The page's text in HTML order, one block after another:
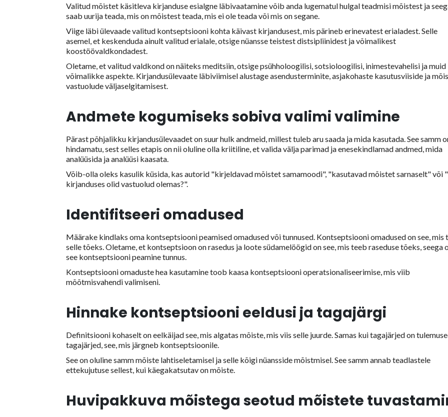
Valitud mõistet käsitleva kirjanduse esialgne läbivaatamine võib anda lugematul hulgal teadmisi mõistest ja
saab uurija teada, mis on mõistest teada, mis ei ole teada või mis on segane.
Viige läbi ülevaade valitud kontseptsiooni kohta käivast kirjandusest, mis pärineb erinevatest erialadest. Selle
asemel, et keskenduda ainult valitud erialale, otsige nüansse teistest distsipliinidest ja võimalikest
koostöövaldkondadest.
Oletame, et valitud valdkond on näiteks meditsiin, otsige psühholoogilisi, sotsioloogilisi, inimestevahelisi ja muid
võimalikke aspekte. Kirjandusülevaate läbiviimisel alustage asendusterminite, asjakohaste kasutusviiside ja
vastuolude väljaselgitamisest.
Andmete kogumiseks sobiva valimi valimine
Pärast põhjalikku kirjandusülevaadet on suur hulk andmeid, millest tuleb aru saada ja mida kasutada. See samm
hindamatu, sest selles etapis on nii oluline olla kriitiline, et valida välja parimad ja enesekindlamad andmed, mida
analüüsida ja analüüsi kaasata.
Võib-olla oleks kasulik küsida, kas autorid "kirjeldavad mõistet samamoodi", "kasutavad mõistet sarnaselt" või
kirjanduses olid vastuolud olemas?".
Identifitseeri omadused
Määrake kindlaks oma kontseptsiooni peamised omadused või tunnused. Kontseptsiooni omadused on see, mis
selle tõeks. Oletame, et kontseptsioon on rasedus ja loote südamelöögid on see, mis teeb raseduse tõeks, seega
see kontseptsiooni peamine tunnus.
Kontseptsiooni omaduste hea kasutamine toob kaasa kontseptsiooni operatsionaliseerimise, mis viib
mõõtmisvahendi valimiseni.
Hinnake kontseptsiooni eeldusi ja tagajärgi
Definitsiooni kohaselt on eelkäijad see, mis algatas mõiste, mis viis selle juurde. Samas kui tagajärjed on
tagajärjed, see, mis järgneb kontseptsioonile.
See on oluline samm mõiste lahtiseletamisel ja selle kõigi nüansside mõistmisel. See samm annab teadlastele
ettekujutuse sellest, kui käegakatsutav on mõiste.
Huvipakkuva mõistega seotud mõistete